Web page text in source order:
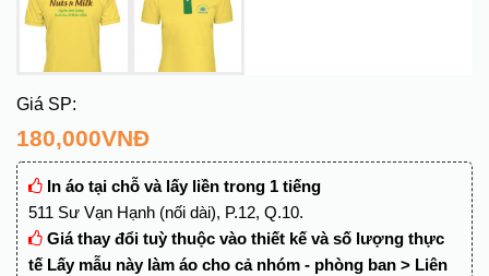
180,000VNĐ
In áo tại chỗ và lấy liền trong 1 tiếng
511 Sư Vạn Hạnh (nối dài), P.12, Q.10.
Giá thay đổi tuỳ thuộc vào thiết kế và số lượng thực
tế Lấy mẫu này làm áo cho cả nhóm - phòng ban > Liên